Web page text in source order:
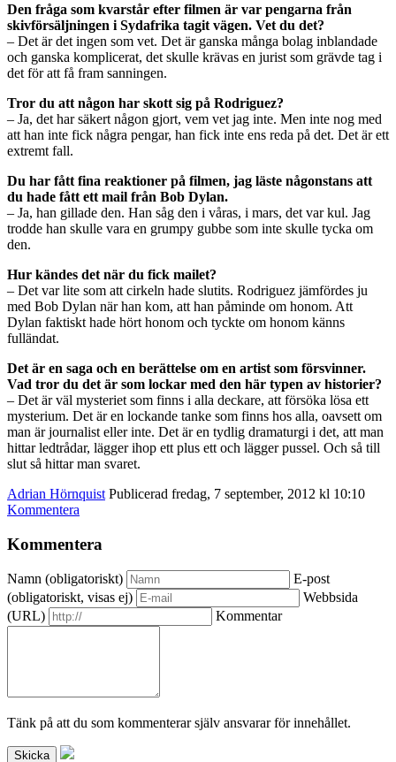
Den fråga som kvarstår efter filmen är var pengarna från
skivförsäljningen i Sydafrika tagit vägen. Vet du det?
– Det är det ingen som vet. Det är ganska många bolag inblandade
och ganska komplicerat, det skulle krävas en jurist som grävde tag i
det för att få fram sanningen.
Tror du att någon har skott sig på Rodriguez?
– Ja, det har säkert någon gjort, vem vet jag inte. Men inte nog med
att han inte fick några pengar, han fick inte ens reda på det. Det är ett
extremt fall.
Du har fått fina reaktioner på filmen, jag läste någonstans att
du hade fått ett mail från Bob Dylan.
– Ja, han gillade den. Han såg den i våras, i mars, det var kul. Jag
trodde han skulle vara en grumpy gubbe som inte skulle tycka om
den.
Hur kändes det när du fick mailet?
– Det var lite som att cirkeln hade slutits. Rodriguez jämfördes ju
med Bob Dylan när han kom, att han påminde om honom. Att
Dylan faktiskt hade hört honom och tyckte om honom känns
fulländat.
Det är en saga och en berättelse om en artist som försvinner.
Vad tror du det är som lockar med den här typen av historier?
– Det är väl mysteriet som finns i alla deckare, att försöka lösa ett
mysterium. Det är en lockande tanke som finns hos alla, oavsett om
man är journalist eller inte. Det är en tydlig dramaturgi i det, att man
hittar ledtrådar, lägger ihop ett plus ett och lägger pussel. Och så till
slut så hittar man svaret.
Adrian Hörnquist Publicerad fredag, 7 september, 2012 kl 10:10
Kommentera
Kommentera
Namn (obligatoriskt)
E-post
(obligatoriskt, visas ej)
Webbsida
(URL)
Kommentar
Tänk på att du som kommenterar själv ansvarar för innehållet.